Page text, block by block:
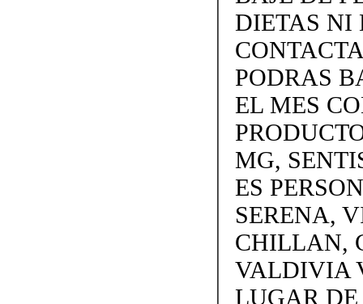
DIETAS NI
PODRAS
EL MES
MG,
ES
SERENA,
CHILLAN,
VALDIVIA
LUGAR